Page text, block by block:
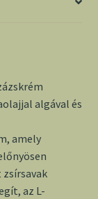
algával és
amely
az L-